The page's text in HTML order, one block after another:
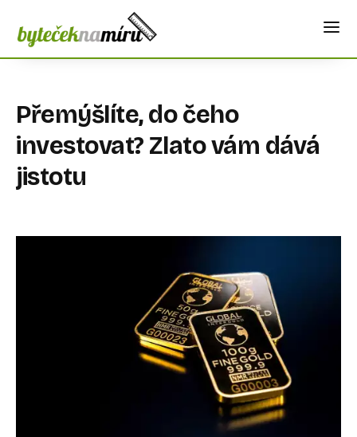
Přemýšlíte, do čeho
investovat? Zlato vám dává
jistotu